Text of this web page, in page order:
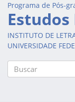
Programa de Pós-
INSTITUTO DE
UNIVERSIDADE